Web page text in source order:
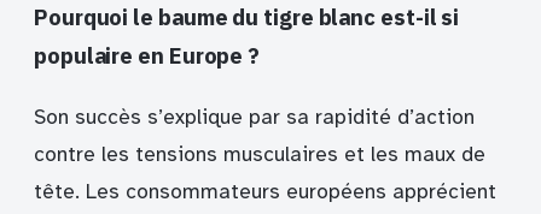
Pourquoi le baume du tigre blanc est-il si
populaire en Europe ?
Son succès s’explique par sa rapidité d’action
contre les tensions musculaires et les maux de
tête. Les consommateurs européens apprécient